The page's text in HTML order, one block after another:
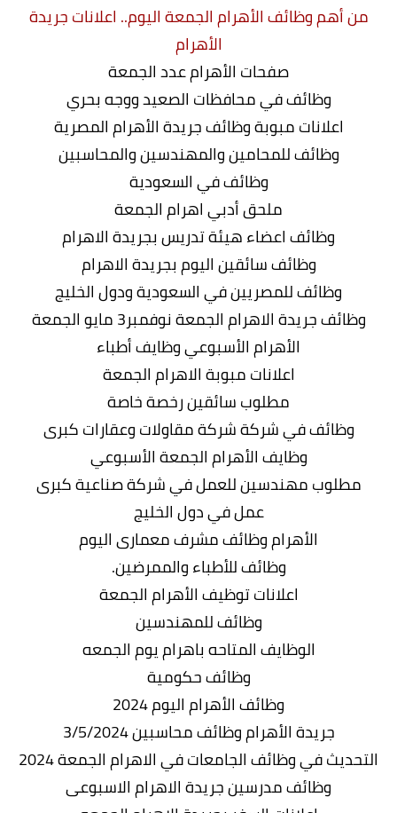
من أهم وظائف الأهرام الجمعة اليوم.. اعلانات جريدة
الأهرام
صفحات الأهرام عدد الجمعة
وظائف في محافظات الصعيد ووجه بحري
اعلانات مبوبة وظائف جريدة الأهرام المصرية
وظائف للمحامين والمهندسين والمحاسبين
وظائف في السعودية
ملحق أدبي اهرام الجمعة
وظائف اعضاء هيئة تدريس بجريدة الاهرام
وظائف سائقين اليوم بجريدة الاهرام
وظائف للمصريين في السعودية ودول الخليج
وظائف جريدة الاهرام الجمعة نوفمبر3 مايو الجمعة
الأهرام الأسبوعي وظايف أطباء
اعلانات مبوبة الاهرام الجمعة
مطلوب سائقين رخصة خاصة
وظائف في شركة شركة مقاولات وعقارات كبرى
وظايف الأهرام الجمعة الأسبوعي
مطلوب مهندسين للعمل في شركة صناعية كبرى
عمل في دول الخليج
الأهرام وظائف مشرف معمارى اليوم
وظائف للأطباء والممرضين.
اعلانات توظيف الأهرام الجمعة
وظائف للمهندسين
الوظايف المتاحه باهرام يوم الجمعه
وظائف حكومية
وظائف الأهرام اليوم 2024
جريدة الأهرام وظائف محاسبين 3/5/2024
التحديث في وظائف الجامعات في الاهرام الجمعة 2024
وظائف مدرسين جريدة الاهرام الاسبوعى